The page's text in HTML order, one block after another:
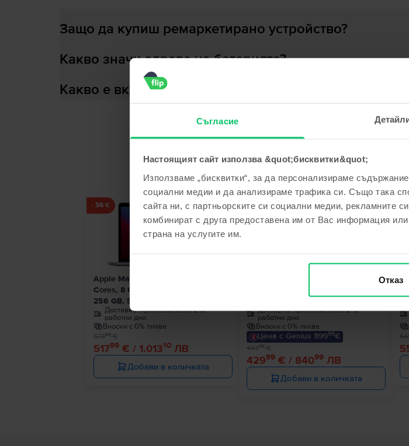
Съгласие
Настоящият сайт използва &quot;бисквитки&quot;
Използваме „бисквитки“, за да персонализираме
социални медии и да анализираме трафика си. Също така
сайта ни, с партньорските си социални медии, рекламните
комбинират с друга предоставена им от Вас информация
страна на услугите им.
Отказ
Защо да купиш ремаркетирано устройство?
Какво значи здраве на батерията?
Какво е включено в кутията?
Сходни продукти с
- 56 €
Apple MacBook Pro 13″ 2020, M1 8
Cores, 8 GB, 8 core GPU
256 GB, Space Gray, Много добро
Доставка:приблизително 2-3
работни дни
Вноски с 0% лихва
51799€ / 1.01310ЛВ
57399€
Добави в количката
- 14 €
Доставка:приблизително 2-3
работни дни
Вноски с 0% лихва
Цена с Genius 39999€
42999€ / 84099ЛВ
44399€
Добави в количката
-